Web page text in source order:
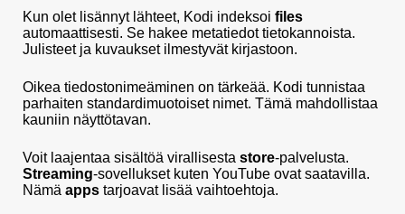
Kun olet lisännyt lähteet, Kodi indeksoi files
automaattisesti. Se hakee metatiedot tietokannoista.
Julisteet ja kuvaukset ilmestyvät kirjastoon.
Oikea tiedostonimeäminen on tärkeää. Kodi tunnistaa
parhaiten standardimuotoiset nimet. Tämä mahdollistaa
kauniin näyttötavan.
Voit laajentaa sisältöä virallisesta store-palvelusta.
Streaming-sovellukset kuten YouTube ovat saatavilla.
Nämä apps tarjoavat lisää vaihtoehtoja.